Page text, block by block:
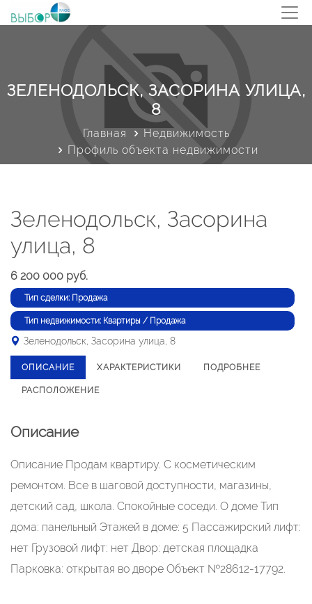
ЗЕЛЕНОДОЛЬСК, ЗАСОРИНА УЛИЦА,
8
Главная
Недвижимость
Профиль объекта недвижимости
Зеленодольск, Засорина
улица, 8
6 200 000 руб.
Тип сделки: Продажа
Тип недвижимости: Квартиры / Продажа
Зеленодольск, Засорина улица, 8
ОПИСАНИЕ ХАРАКТЕРИСТИКИ ПОДРОБНЕЕ
РАСПОЛОЖЕНИЕ
Описание
Описание Продам квартиру. С косметическим
ремонтом. Все в шаговой доступности, магазины,
детский сад, школа. Спокойные соседи. О доме Тип
дома: панельный Этажей в доме: 5 Пассажирский лифт:
нет Грузовой лифт: нет Двор: детская площадка
Парковка: открытая во дворе Объект №28612-17792.